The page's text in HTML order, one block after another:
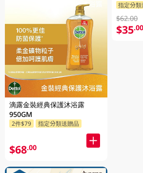
滴露金裝經典保護沐浴露
950GM
2件$79 指定分類送贈品
$68.00
指定分類
$62.00
$35.00